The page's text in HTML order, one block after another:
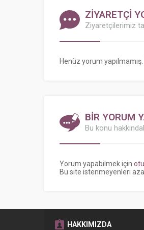
ZİYARETÇİ
Ziyaretçilerimiz
Henüz yorum
BİR YORUM
Bu konu
Yorum yapabilmek için
Bu site istenmeyenleri
HAKKIMIZDA